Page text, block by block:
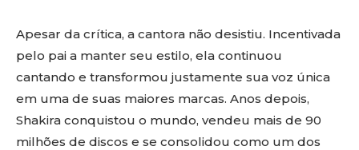
Apesar da crítica, a cantora não desistiu. Incentivada
pelo pai a manter seu estilo, ela continuou
cantando e transformou justamente sua voz única
em uma de suas maiores marcas. Anos depois,
Shakira conquistou o mundo, vendeu mais de 90
milhões de discos e se consolidou como um dos